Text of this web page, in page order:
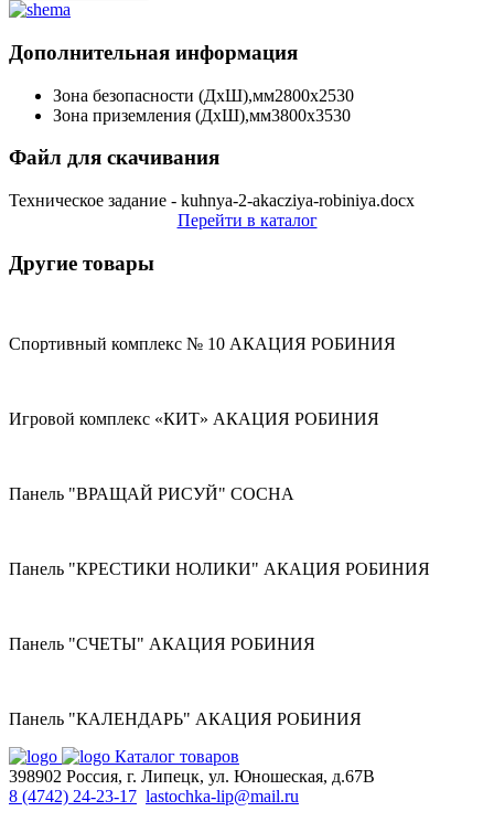
Дополнительная информация
Зона безопасности (ДхШ),мм2800х2530
Зона приземления (ДхШ),мм3800х3530
Файл для скачивания
Техническое задание - kuhnya-2-akacziya-robiniya.docx
Перейти в каталог
Другие товары
Спортивный комплекс № 10 АКАЦИЯ РОБИНИЯ
Игровой комплекс «КИТ» АКАЦИЯ РОБИНИЯ
Панель "ВРАЩАЙ РИСУЙ" СОСНА
Панель "КРЕСТИКИ НОЛИКИ" АКАЦИЯ РОБИНИЯ
Панель "СЧЕТЫ" АКАЦИЯ РОБИНИЯ
Панель "КАЛЕНДАРЬ" АКАЦИЯ РОБИНИЯ
Каталог товаров
398902 Россия, г. Липецк, ул. Юношеская, д.67В
8 (4742) 24-23-17 lastochka-lip@mail.ru